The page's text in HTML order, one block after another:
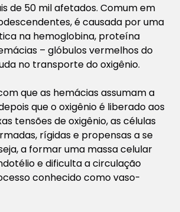
de 50 mil afetados. Comum em
é causada por uma
na hemoglobina, proteína
– glóbulos vermelhos do
no transporte do oxigênio.
que as hemácias assumam a
que o oxigênio é liberado aos
tensões de oxigênio, as células
rígidas e propensas a se
a formar uma massa celular
e dificulta a circulação
conhecido como vaso-